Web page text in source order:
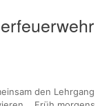
den Lehrgang